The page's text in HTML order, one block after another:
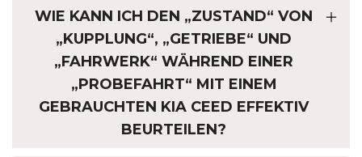
WIE KANN ICH DEN „ZUSTAND“ VON
„KUPPLUNG“, „GETRIEBE“ UND
„FAHRWERK“ WÄHREND EINER
„PROBEFAHRT“ MIT EINEM
GEBRAUCHTEN KIA CEED EFFEKTIV
BEURTEILEN?